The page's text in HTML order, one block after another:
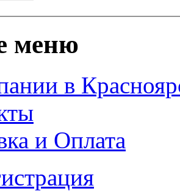
меню
в
и Оплата